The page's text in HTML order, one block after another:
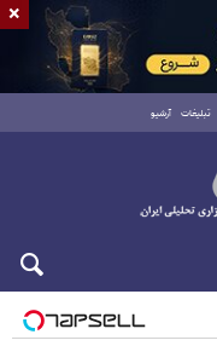
تبلیغات آرشیو
×